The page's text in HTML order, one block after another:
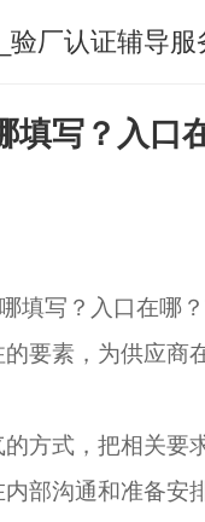
验厂认证辅导服
填写？入口
填写？入口在哪？
要素，为供应商
方式，把相关要
部沟通和准备安